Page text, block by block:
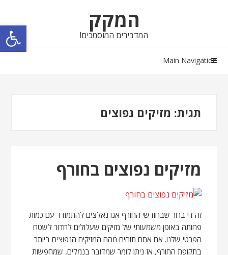
פתח סרגל נגישות המקק
המדבירים המוסמכים!
Main Navigation
תגית: מזיקים נפוצים
מזיקים נפוצים בחורף
זה די ברור שבחודשי החורף אנו נאלצים להתמודד עם כמות
פחותה באופן משמעותי של מזיקים שעלולים לחדור לשטח
הפרטי שלנו. אם אתם תוהים מהם המזיקים הנפוצים ביותר
בתקופת החורף, אז ניתן לומר שמדובר בנמלים, שמחפשות